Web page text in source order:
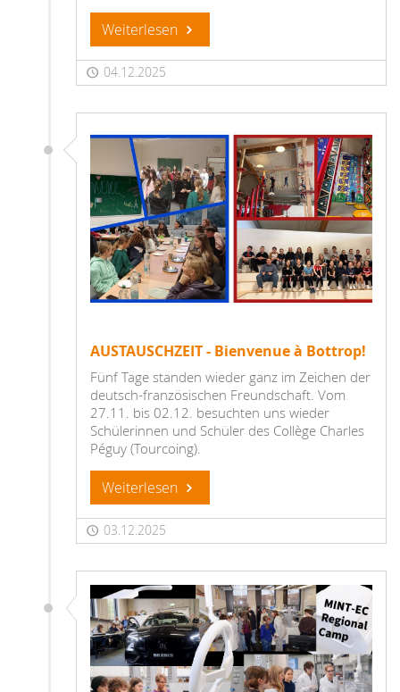
Weiterlesen
04.12.2025
AUSTAUSCHZEIT - Bienvenue à Bottrop!
Fünf Tage standen wieder ganz im Zeichen der
deutsch-französischen Freundschaft. Vom
27.11. bis 02.12. besuchten uns wieder
Schülerinnen und Schüler des Collège Charles
Péguy (Tourcoing).
Weiterlesen
03.12.2025